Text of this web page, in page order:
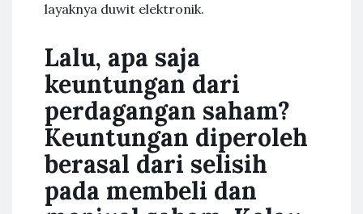
layaknya duwit elektronik.
Lalu, apa saja
keuntungan dari
perdagangan saham?
Keuntungan diperoleh
berasal dari selisih
pada membeli dan